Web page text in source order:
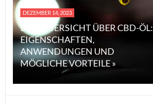
DEZEMBER 14, 2023
EINE ÜBERSICHT ÜBER CBD-ÖL:
EIGENSCHAFTEN,
ANWENDUNGEN UND
MÖGLICHE VORTEILE »